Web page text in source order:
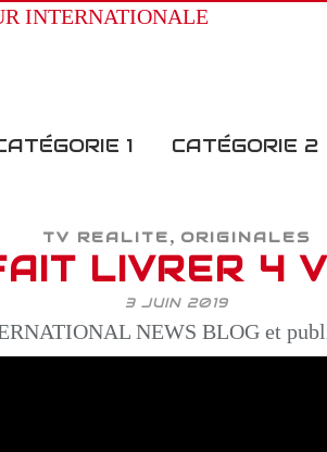
1 CATÉGORIE 2
TV REALITE, ORIGINALES
LIVRER 4
3 JUIN 2019
NEWS BLOG et